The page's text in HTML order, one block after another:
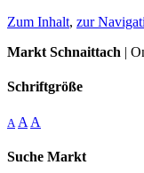
Zum Inhalt, zur
Markt Schnaittach |
Schriftgröße
A A A
Suche Markt